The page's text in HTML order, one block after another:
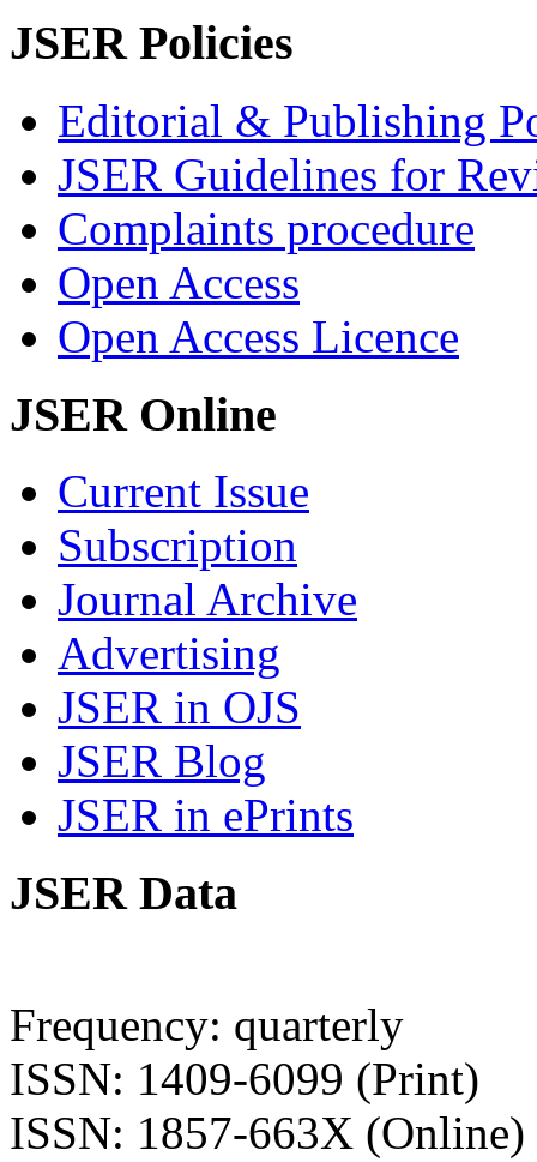
JSER Policies
Editorial & Publishing
JSER Guidelines for
Complaints procedure
Open Access
Open Access Licence
JSER Online
Current Issue
Subscription
Journal Archive
Advertising
JSER in OJS
JSER Blog
JSER in ePrints
JSER Data
Frequency: quarterly
ISSN: 1409-6099 (Print)
ISSN: 1857-663X (Online)